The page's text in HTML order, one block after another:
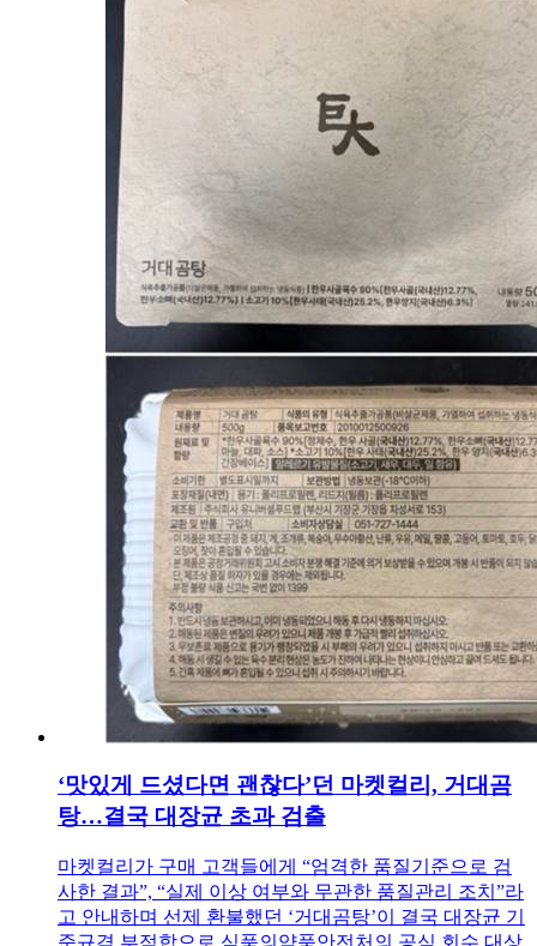
‘맛있게 드셨다면 괜찮다’던 마켓컬리, 거대곰
탕…결국 대장균 초과 검출
마켓컬리가 구매 고객들에게 “엄격한 품질기준으로 검
사한 결과”, “실제 이상 여부와 무관한 품질관리 조치”라
고 안내하며 선제 환불했던 ‘거대곰탕’이 결국 대장균 기